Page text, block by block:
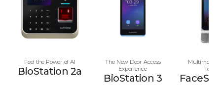
Feel the Power of AI
BioStation 2a
The New Door Access
Experience
BioStation 3